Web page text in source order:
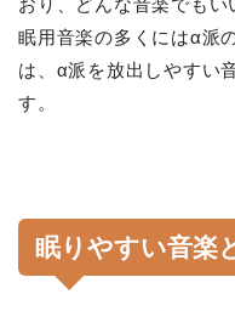
眠用音楽の多くにはα派
は、α派を放出しやすい
す。
眠りやすい音楽